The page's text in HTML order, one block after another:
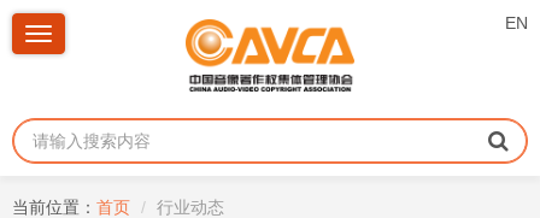
EN
Toggle
当前位置： 首页 行业动态